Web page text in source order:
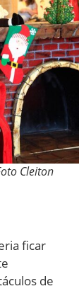
Cleiton
ficar
de